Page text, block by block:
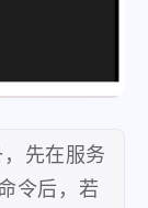
先在服务
令后，若